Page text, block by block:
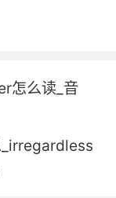
we could
都有好处 即
goes up and
people
怎么读_音